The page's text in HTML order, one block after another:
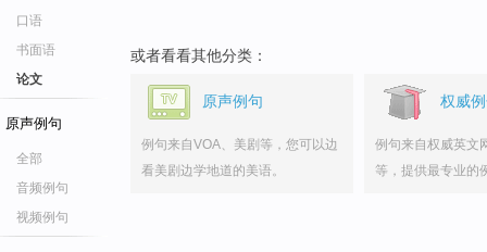
口语
书面语
论文
原声例句
全部
音频例句
视频例句
或者看看其他分类：
原声例句
例句来自VOA、美剧等，您可以边
看美剧边学地道的美语。
权威
例句来自权威英文
等，提供最专业的